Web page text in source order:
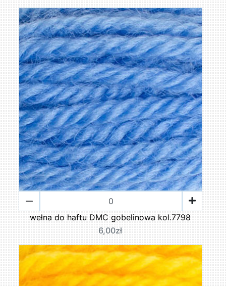
wełna do haftu DMC gobelinowa kol.7798
6,00zł